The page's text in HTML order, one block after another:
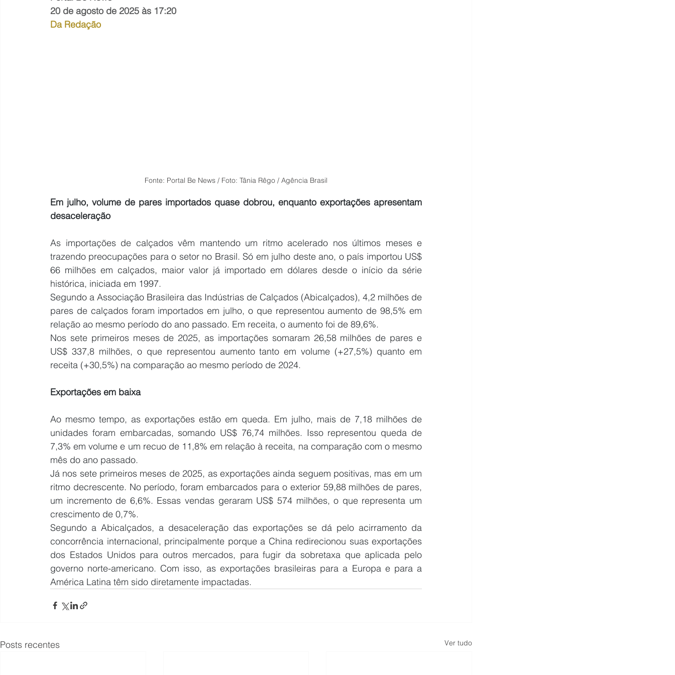
20 de agosto de 2025 às 17:20
Da Redação
Fonte: Portal Be News / Foto: Tânia Rêgo / Agência Brasil
Em julho, volume de pares importados quase dobrou, enquanto exportações apresentam
desaceleração
As importações de calçados vêm mantendo um ritmo acelerado nos últimos meses e
trazendo preocupações para o setor no Brasil. Só em julho deste ano, o país importou US$
66 milhões em calçados, maior valor já importado em dólares desde o início da série
histórica, iniciada em 1997.
Segundo a Associação Brasileira das Indústrias de Calçados (Abicalçados), 4,2 milhões de
pares de calçados foram importados em julho, o que representou aumento de 98,5% em
relação ao mesmo período do ano passado. Em receita, o aumento foi de 89,6%.
Nos sete primeiros meses de 2025, as importações somaram 26,58 milhões de pares e
US$ 337,8 milhões, o que representou aumento tanto em volume (+27,5%) quanto em
receita (+30,5%) na comparação ao mesmo período de 2024.
Exportações em baixa
Ao mesmo tempo, as exportações estão em queda. Em julho, mais de 7,18 milhões de
unidades foram embarcadas, somando US$ 76,74 milhões. Isso representou queda de
7,3% em volume e um recuo de 11,8% em relação à receita, na comparação com o mesmo
mês do ano passado.
Já nos sete primeiros meses de 2025, as exportações ainda seguem positivas, mas em um
ritmo decrescente. No período, foram embarcados para o exterior 59,88 milhões de pares,
um incremento de 6,6%. Essas vendas geraram US$ 574 milhões, o que representa um
crescimento de 0,7%.
Segundo a Abicalçados, a desaceleração das exportações se dá pelo acirramento da
concorrência internacional, principalmente porque a China redirecionou suas exportações
dos Estados Unidos para outros mercados, para fugir da sobretaxa que aplicada pelo
governo norte-americano. Com isso, as exportações brasileiras para a Europa e para a
América Latina têm sido diretamente impactadas.
Posts recentes Ver tudo